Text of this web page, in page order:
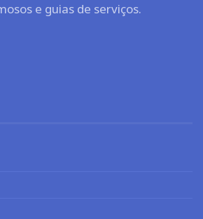
e guias de serviços.